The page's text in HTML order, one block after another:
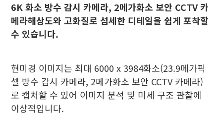
6K 화소 방수 감시 카메라, 2메가화소 보안 CCTV 카
메라해상도와 고화질로 섬세한 디테일을 쉽게 포착할
수 있습니다.
현미경 이미지는 최대 6000 x 3984화소(23.9메가픽
셀 방수 감시 카메라, 2메가화소 보안 CCTV 카메라)
로 캡처할 수 있어 이미지 분석 및 미세 구조 관찰에
이상적입니다.